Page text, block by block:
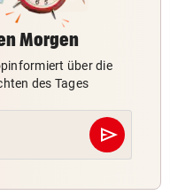
Morgen
über die
des Tages
send
Abschicken